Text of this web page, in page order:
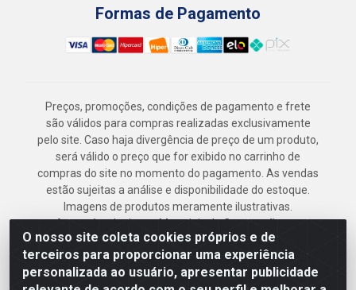
O nosso site coleta cookies próprios e de
terceiros para proporcionar uma experiência
personalizada ao usuário, apresentar publicidade
Formas de Pagamento
Preços, promoções, condições de pagamento e frete
são válidos para compras realizadas exclusivamente
pelo site. Caso haja divergência de preço de um produto,
será válido o preço que for exibido no carrinho de
compras do site no momento do pagamento. As vendas
estão sujeitas a análise e disponibilidade do estoque.
Imagens de produtos meramente ilustrativas.
Armazém Jenipapo Materiais de Construção em
Geral LTDA - Rua das Flores, 2691 - Guabiraba,
Recife/PE - CEP 52.291-630 - CNPJ
41.097.379/0001-